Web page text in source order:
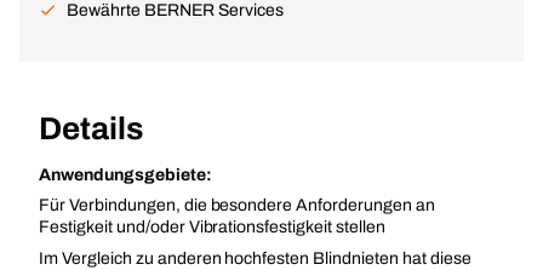
Bewährte BERNER Services
Details
Anwendungsgebiete:
Für Verbindungen, die besondere Anforderungen an
Festigkeit und/oder Vibrationsfestigkeit stellen
Im Vergleich zu anderen hochfesten Blindnieten hat diese